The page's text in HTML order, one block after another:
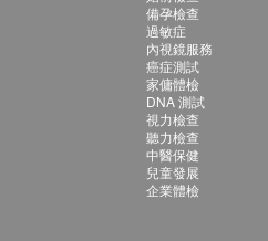
備孕檢查
過敏症
內視鏡服務
癌症測試
家傭體檢
DNA 測試
視力檢查
聽力檢查
中醫保健
兒童發展
企業體檢